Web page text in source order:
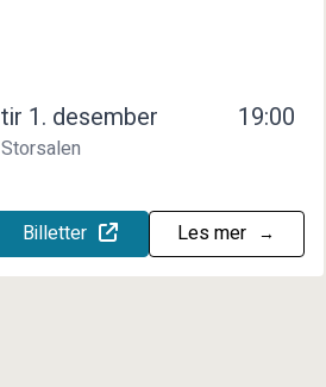
tir 1. desember 19:00
Storsalen
Billetter Les mer